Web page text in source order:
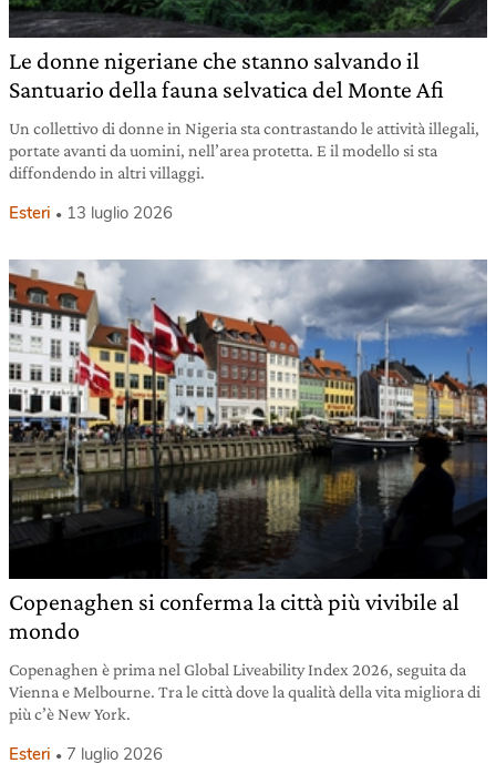
Le donne nigeriane che stanno salvando il
Santuario della fauna selvatica del Monte Afi
Un collettivo di donne in Nigeria sta contrastando le attività illegali,
portate avanti da uomini, nell’area protetta. E il modello si sta
diffondendo in altri villaggi.
Esteri 13 luglio 2026
Copenaghen si conferma la città più vivibile al
mondo
Copenaghen è prima nel Global Liveability Index 2026, seguita da
Vienna e Melbourne. Tra le città dove la qualità della vita migliora di
più c’è New York.
Esteri 7 luglio 2026